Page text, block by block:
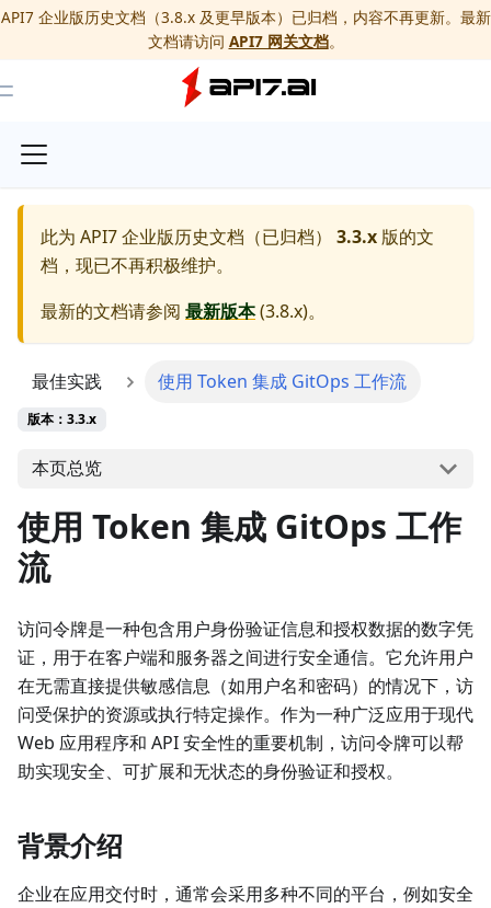
API7 企业版历史文档（3.8.x 及更早版本）已归档，内容不再更新。最新
文档请访问 API7 网关文档。
Toggle Menu
此为 API7 企业版历史文档（已归档） 3.3.x 版的文
档，现已不再积极维护。
最新的文档请参阅 最新版本(3.8.x)。
最佳实践 使用 Token 集成 GitOps 工作流
版本：3.3.x
本页总览
使用 Token 集成 GitOps 工作
流
访问令牌是一种包含用户身份验证信息和授权数据的数字凭
证，用于在客户端和服务器之间进行安全通信。它允许用户
在无需直接提供敏感信息（如用户名和密码）的情况下，访
问受保护的资源或执行特定操作。作为一种广泛应用于现代
Web 应用程序和 API 安全性的重要机制，访问令牌可以帮
助实现安全、可扩展和无状态的身份验证和授权。
背景介绍
企业在应用交付时，通常会采用多种不同的平台，例如安全